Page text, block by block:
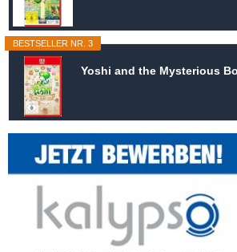
BESTSELLER NR. 3
Yoshi and the Mysterious